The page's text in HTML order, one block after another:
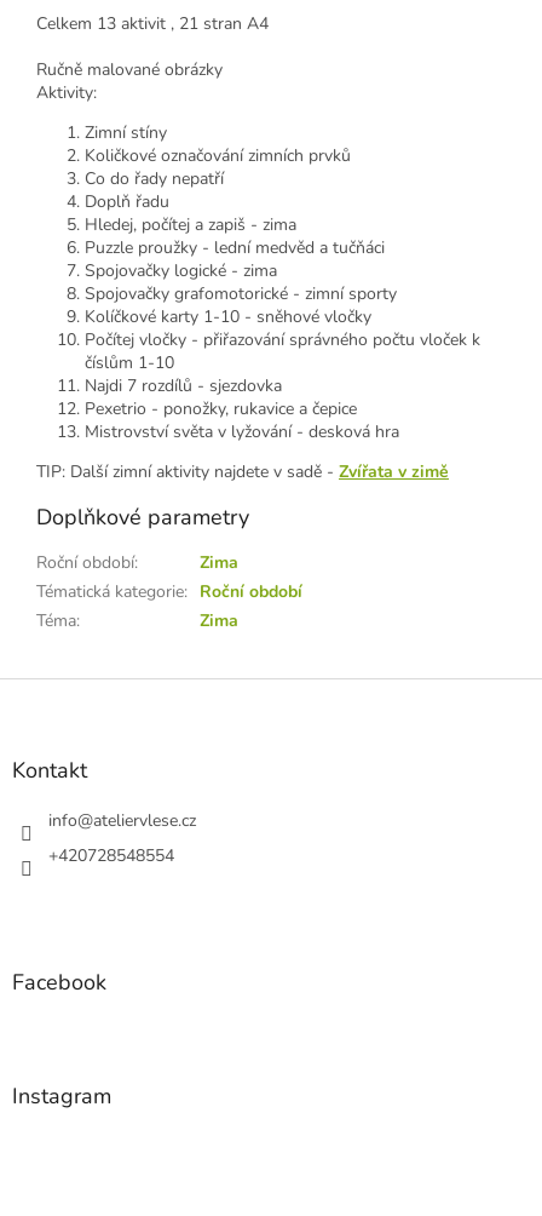
Celkem 13 aktivit , 21 stran A4
Ručně malované obrázky
Aktivity:
Zimní stíny
Količkové označování zimních prvků
Co do řady nepatří
Doplň řadu
Hledej, počítej a zapiš - zima
Puzzle proužky - lední medvěd a tučňáci
Spojovačky logické - zima
Spojovačky grafomotorické - zimní sporty
Kolíčkové karty 1-10 - sněhové vločky
Počítej vločky - přiřazování správného počtu vloček k
číslům 1-10
Najdi 7 rozdílů - sjezdovka
Pexetrio - ponožky, rukavice a čepice
Mistrovství světa v lyžování - desková hra
TIP: Další zimní aktivity najdete v sadě - Zvířata v zimě
Doplňkové parametry
Roční období:
Zima
Tématická kategorie: Roční období
Téma: Zima
Z
Kontakt
info@ateliervlese.cz
+420728548554
Facebook
Instagram